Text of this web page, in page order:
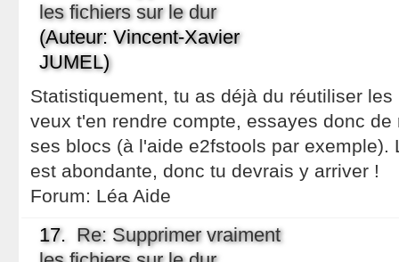
les fichiers sur le dur
(Auteur: Vincent-Xavier
JUMEL)
Statistiquement, tu as déjà du réutiliser
veux t'en rendre compte, essayes donc
ses blocs (à l'aide e2fstools par exemple).
est abondante, donc tu devrais y arriver !
Forum: Léa Aide
17. Re: Supprimer vraiment